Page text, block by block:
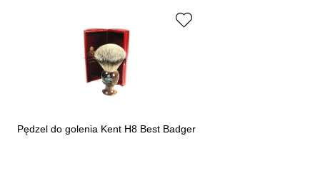
Pędzel do golenia Kent H8 Best Badger